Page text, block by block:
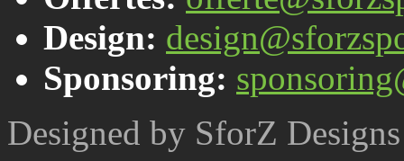
Design:
Sponsoring:
Designed by SforZ